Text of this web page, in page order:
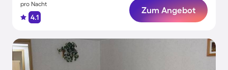
pro Nacht
4.1
Zum Angebot